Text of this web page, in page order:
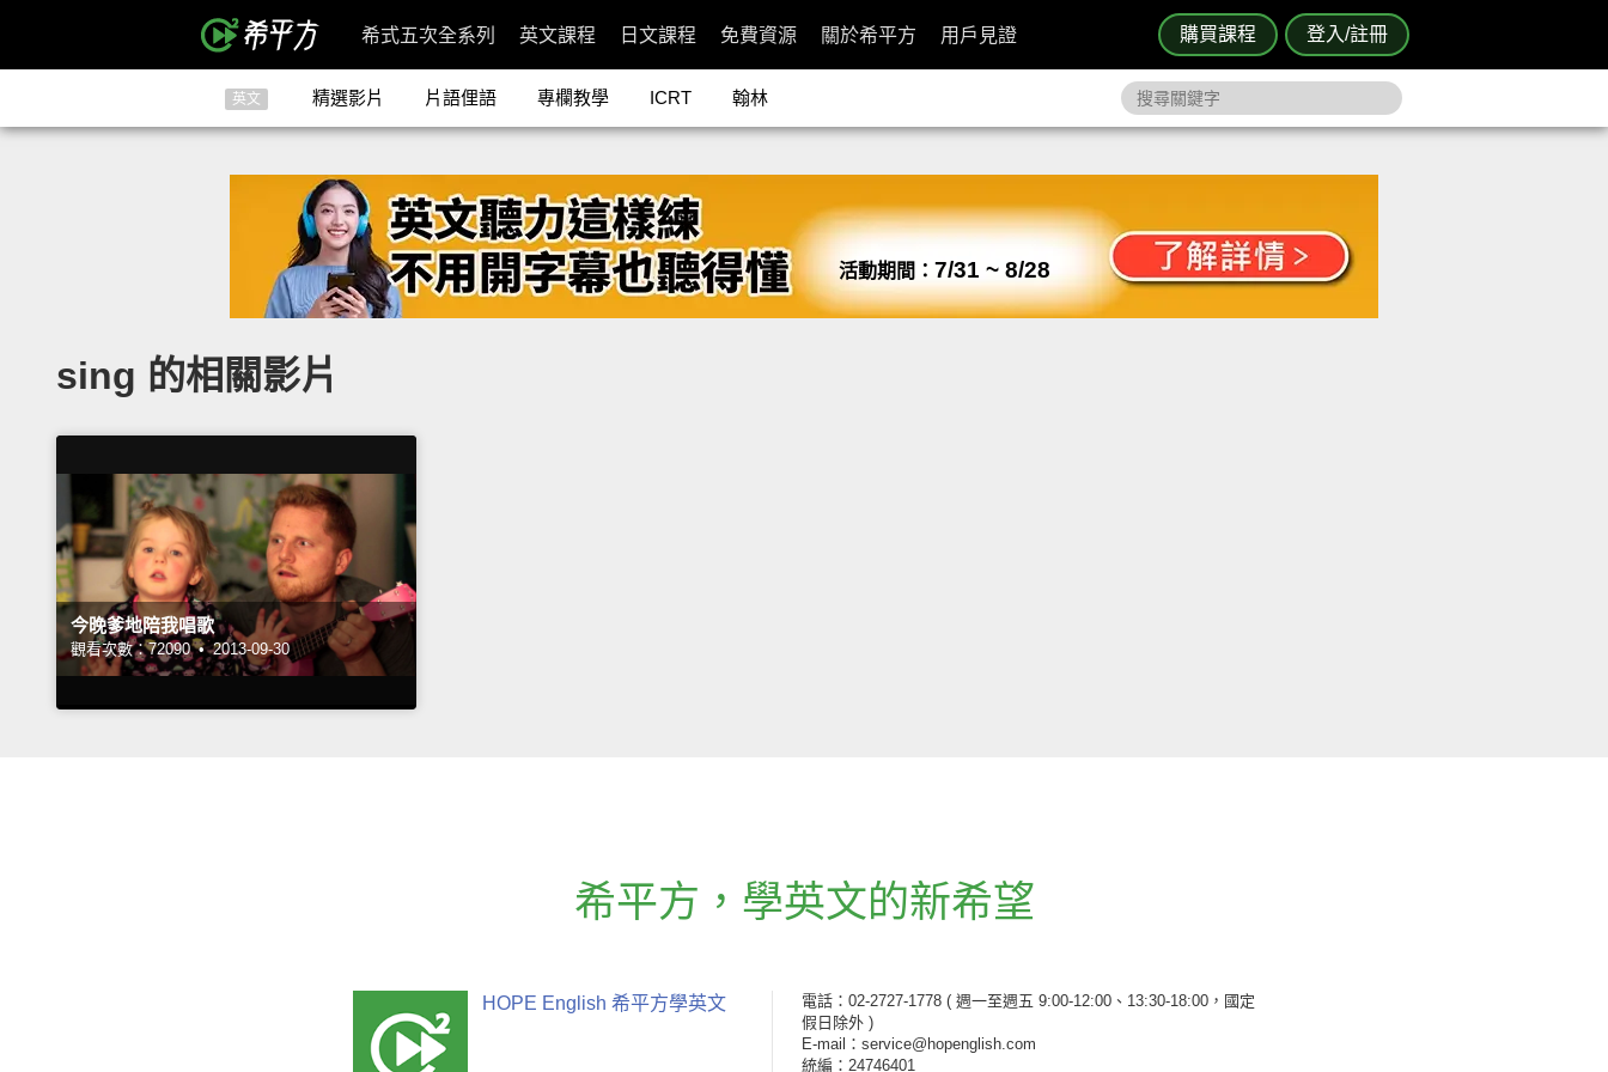
購買課程 登入/註冊
希式五次全系列 英文課程 日文課程 免費資源 關於希平方 用戶見證
英文 精選影片 片語俚語 專欄教學 ICRT 翰林
活動期間： 7/31 ~ 8/28
sing 的相關影片
今晚爹地陪我唱歌
觀看次數：72090 • 2013-09-30
希平方 ， 學英文的新希望
HOPE English 希平方學英文 電話：02-2727-1778 ( 週一至週五 9:00-12:00、13:30-18:00，國定
假日除外 )
E-mail：service@hopenglish.com
統編：24746401